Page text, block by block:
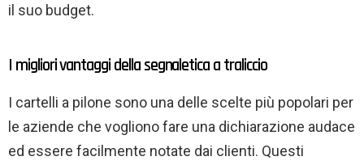
il suo budget.
I migliori vantaggi della segnaletica a traliccio
I cartelli a pilone sono una delle scelte più popolari per
le aziende che vogliono fare una dichiarazione audace
ed essere facilmente notate dai clienti. Questi